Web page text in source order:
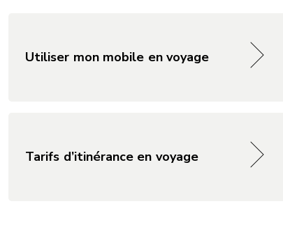
Utiliser mon mobile en voyage
Tarifs d’itinérance en voyage